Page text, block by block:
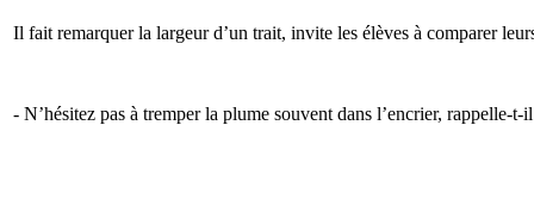
Il fait remarquer la largeur d’un trait, invite les élèves à comparer
- N’hésitez pas à tremper la plume souvent dans l’encrier, rappelle-t-